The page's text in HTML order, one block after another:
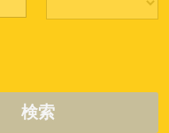
検索